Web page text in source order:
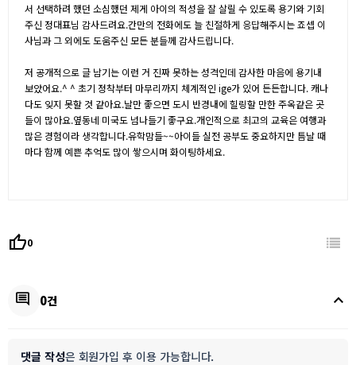
서 선택하려 했던 소심했던 제게 아이의 적성을 잘 살릴 수 있도록 용기와 기회
주신 정대표님 감사드려요.간만의 전화에도 늘 친절하게 응답해주시는 죠셉 이
사님과 그 외에도 도움주신 모든 분들께 감사드립니다.
저 공개적으로 글 남기는 이런 거 진짜 못하는 성격인데 감사한 마음에 용기내
보았어요.^ ^ 초기 정착부터 마무리까지 체계적인 ige가 있어 든든합니다. 캐나
다도 잊지 못할 것 같아요.날만 좋으면 도시 반경내에 힐링할 만한 주옥같은 곳
들이 많아요.옆동네 미국도 넘나들기 좋구요.개인적으로 최고의 교육은 여행과
많은 경험이라 생각합니다.유학맘들~~아이들 실전 공부도 중요하지만 틈날 때
마다 함께 예쁜 추억도 많이 쌓으시며 화이팅하세요.
thumb_up0
comment 0건 keyboard_arrow_up
댓글 작성은 회원가입 후 이용 가능합니다.